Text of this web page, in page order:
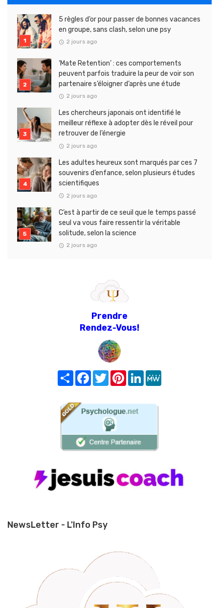
5 règles d’or pour passer de bonnes vacances
en groupe, sans clash, selon une psy
2 jours ago
‘Mate Retention’ : ces comportements
peuvent parfois traduire la peur de voir son
partenaire s’éloigner d’après une étude
2 jours ago
Les chercheurs japonais ont identifié le
meilleur réflexe à adopter dès le réveil pour
retrouver de l’énergie
2 jours ago
Les adultes heureux sont marqués par ces 7
souvenirs d’enfance, selon plusieurs études
scientifiques
2 jours ago
C’est à partir de ce seuil que le temps passé
seul va vous faire ressentir la véritable
solitude, selon la science
2 jours ago
Prendre
Rendez-Vous!
Share FacebookTwitterPinterest
LinkedIn
NewsLetter - L'Info Psy